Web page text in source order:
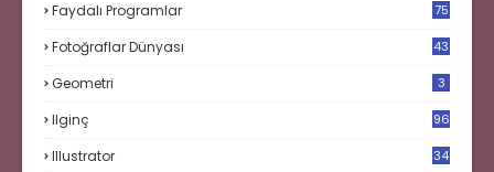
Faydalı Programlar 75
Fotoğraflar Dünyası 43
Geometri 3
Ilginç 96
Illustrator 34